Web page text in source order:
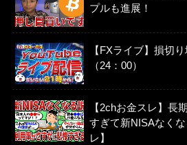
プルも進展！
【FXライブ】損切
（24：00）
【2chお金スレ】長
すぎて新NISAなく
レ】